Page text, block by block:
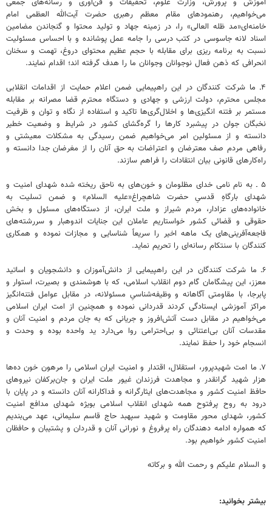
می‌خواهیم، رهنمودهای مقام معظم رهبری حضرت آیت‌الله العظمی امام
خامنه‌ای«مد ظله العالی» را، در زمینه جهاد و تولید محتوا و گنجاندن مضامین
اسناد لانه جاسوسی در کتب درسی را جامه عمل پوشانده و با احساس مسئولیت
نسبت به برنامه ریزی برای مقابله با حجم عظیم محتوای دروغ، تهمت و سخنان
انحرافی که ذهن فعال نوجوانان وجوانان ما را هدف گرفته اند؛ اقدام نمایند.
۴ـ ما شرکت کنندگان در این راهپیمایی ضمن اعلام حمایت از اقدامات انقلابی
مجلس محترم، دولت ارزشی و جهادی و دستگاه محترم قضا مصرانه بر مقابله
مستمر بر فتنه انگیزی‌ها و اخلال‌گری‌ها تاکید و استفاده از نگاه و توان و ظرفیت
نخبگان جوان در پیشبرد کارها را گره‌گشای کشور در شرایط و وضعیت خطیر
دانسته و از مسئولین امر می‌خواهیم ضمن رسیدگی به مشکلات معیشتی و
رفاهی مردم صف معترضان و اعتراضات به حق آنان را از مغرضان جدا دانسته و
راه‌کارهای قانونی بیان انتقادات را فراهم سازند.
۵ ـ به نام نامی خدای مظلومان و خون‌های به ناحق ریخته شده شهدای امنیت و
شهدای بارگاهِ قدسیِ حضرت شاهچراغ«علیه السلام» و ضمن تسلیت به
خانواده‌های عزادار، مردم شیراز و ملت ایران، از دستگاه‌های مسئول و بخش
حقوقی و قضائی کشور خواستاریم عاملان این جنایات اندوهبار و سررشته‌های
فاجعه‌آفرینی‌های یک ماهه اخیر را سریعاً شناسایی و مجازات نموده و همکاری
کنندگان با سنتکام رسانه‌ای را تحریم نماید.
۶ـ ما شرکت کنندگان در این راهپیمایی از دانش‌آموزان و دانشجویان و اساتید
معزز، این پیشگامان گام دوم انقلاب اسلامی، که با هوشمندی و بصیرت، استوار و
پابرجا، با مقاومتی آگاهانه و وظیفه‌شناسیِ مسئولانه، در مقابل عوامل فتنه‌انگیز
مراکز آموزشی ایستادگی کردند قدردانی نموده و همچنین از امت ایران اسلامی
می‌خواهیم در مقابل دست آتش‌افروز و جریانی که به جان مردم و امنیت آنان و
مقدسات آنان بی‌اعتنائی و بی‌احترامی روا می‌دارد ید واحده‌ بوده و وحدت و
انسجام خود را حفظ نمایند.
۷ـ ما امت شهیدپرور، استقلال، اقتدار و امنیت ایران اسلامی را مرهون خون ده‌ها
هزار شهید گرانقدر و مجاهدت فرزندان غیور ملت ایران و جان‌برکفان نیروهای
حافظ امنیت کشور و مجاهدت‌های ایثارگرانه و فداکارانه آنان دانسته و در پایان با
درود به روح پرفتوح همه شهدای انقلاب اسلامی بویژه شهدای مدافع امنیت
کشور، شهدای محور مقاومت و شهید سپهبد حاج قاسم سلیمانی، عهد می‌بندیم
که همواره ادامه دهندگان راه پرفروغ و نورانی آنان و قدردان و پشتیبان و حافظان
امنیت کشور خواهیم بود.
و السلام علیکم و رحمت الله و برکاته
بیشتر بخوانید: